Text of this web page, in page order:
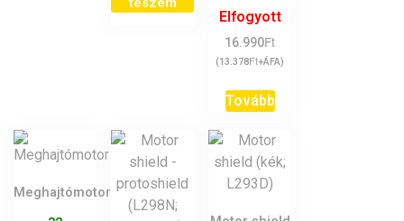
Értékelés:
5.00
/ 5
Elfogyott
16.990Ft
(13.378Ft+ÁFA)
Tovább
Meghajtómotor